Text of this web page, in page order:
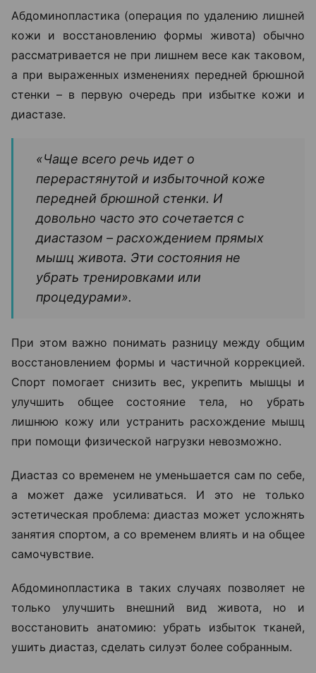
Абдоминопластика (операция по удалению лишней
кожи и восстановлению формы живота) обычно
рассматривается не при лишнем весе как таковом,
а при выраженных изменениях передней брюшной
стенки – в первую очередь при избытке кожи и
диастазе.
«Чаще всего речь идет о
перерастянутой и избыточной коже
передней брюшной стенки. И
довольно часто это сочетается с
диастазом – расхождением прямых
мышц живота. Эти состояния не
убрать тренировками или
процедурами».
При этом важно понимать разницу между общим
восстановлением формы и частичной коррекцией.
Спорт помогает снизить вес, укрепить мышцы и
улучшить общее состояние тела, но убрать
лишнюю кожу или устранить расхождение мышц
при помощи физической нагрузки невозможно.
Диастаз со временем не уменьшается сам по себе,
а может даже усиливаться. И это не только
эстетическая проблема: диастаз может усложнять
занятия спортом, а со временем влиять и на общее
самочувствие.
Абдоминопластика в таких случаях позволяет не
только улучшить внешний вид живота, но и
восстановить анатомию: убрать избыток тканей,
ушить диастаз, сделать силуэт более собранным.